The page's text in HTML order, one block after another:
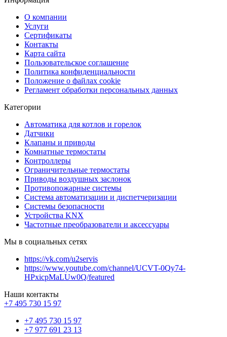
О компании
Услуги
Сертификаты
Контакты
Карта сайта
Пользовательское соглашение
Политика конфиденциальности
Положение о файлах cookie
Регламент обработки персональных данных
Категории
Автоматика для котлов и горелок
Датчики
Клапаны и приводы
Комнатные термостаты
Контроллеры
Ограничительные термостаты
Приводы воздушных заслонок
Противопожарные системы
Система автоматизации и диспетчеризации
Системы безопасности
Устройства KNX
Частотные преобразователи и аксессуары
Мы в социальных сетях
https://vk.com/u2servis
https://www.youtube.com/channel/UCVT-0Qy74-
HPxicpMaLUw0Q/featured
Наши контакты
+7 495 730 15 97
+7 495 730 15 97
+7 977 691 23 13